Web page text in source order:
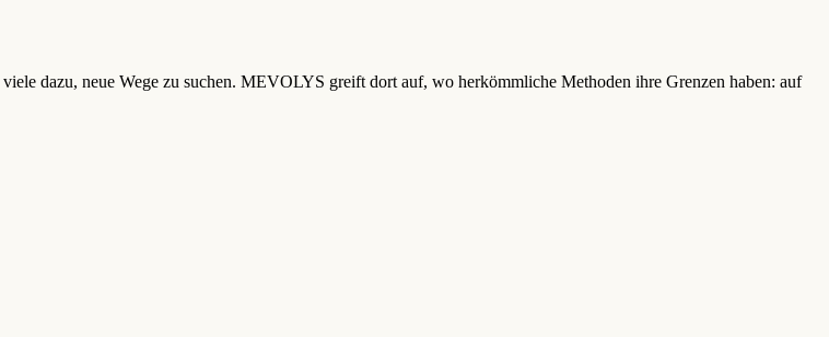
dazu, neue Wege zu suchen. MEVOLYS greift dort auf, wo herkömmliche Methoden ihre Grenzen haben: auf